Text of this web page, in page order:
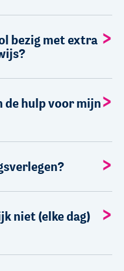
bezig met extra
de hulp voor mijn
niet (elke dag)